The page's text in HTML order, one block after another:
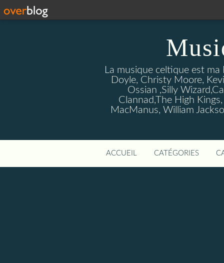
La musique celtique est ma
Doyle, Christy Moore,
Ossian ,Silly
Clannad,The High
MacManus, William
ACCUEIL CATÉGORIES